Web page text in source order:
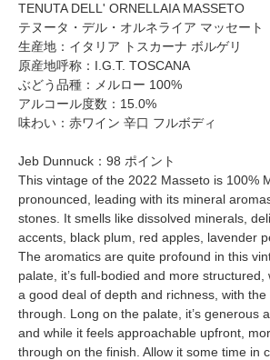
TENUTA DELL' ORNELLAIA MASSETO
テヌータ・デル・オルネライア マッセート
生産地：イタリア トスカーナ ボルゲリ
原産地呼称：I.G.T. TOSCANA
ぶどう品種：メルロー 100%
アルコール度数：15.0%
味わい：赤ワイン 辛口 フルボディ
Jeb Dunnuck：98 ポイント
This vintage of the 2022 Masseto is 100%
pronounced, leading with its mineral
stones. It smells like dissolved minerals,
accents, black plum, red apples, lavender
The aromatics are quite profound in this
palate, it’s full-bodied and more
a good deal of depth and richness, with the
through. Long on the palate, it’s generous
and while it feels approachable upfront,
through on the finish. Allow it some time in